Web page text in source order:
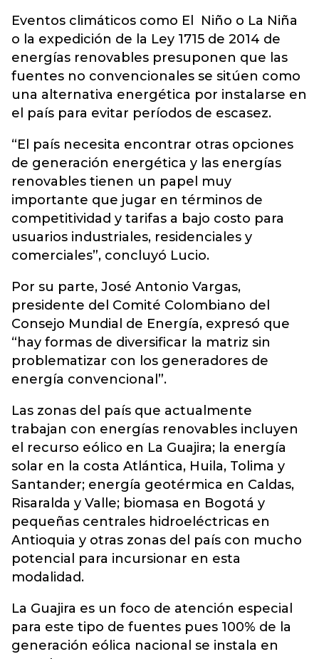
Eventos climáticos como El Niño o La Niña
o la expedición de la Ley 1715 de 2014 de
energías renovables presuponen que las
fuentes no convencionales se sitúen como
una alternativa energética por instalarse en
el país para evitar períodos de escasez.
“El país necesita encontrar otras opciones
de generación energética y las energías
renovables tienen un papel muy
importante que jugar en términos de
competitividad y tarifas a bajo costo para
usuarios industriales, residenciales y
comerciales”, concluyó Lucio.
Por su parte, José Antonio Vargas,
presidente del Comité Colombiano del
Consejo Mundial de Energía, expresó que
“hay formas de diversificar la matriz sin
problematizar con los generadores de
energía convencional”.
Las zonas del país que actualmente
trabajan con energías renovables incluyen
el recurso eólico en La Guajira; la energía
solar en la costa Atlántica, Huila, Tolima y
Santander; energía geotérmica en Caldas,
Risaralda y Valle; biomasa en Bogotá y
pequeñas centrales hidroeléctricas en
Antioquia y otras zonas del país con mucho
potencial para incursionar en esta
modalidad.
La Guajira es un foco de atención especial
para este tipo de fuentes pues 100% de la
generación eólica nacional se instala en